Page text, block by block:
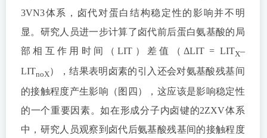
3VN3体系，卤代对蛋白结构稳定性的影响并不明
显。研究人员进一步计算了卤代前后蛋白氨基酸的局
部相互作用时间（LIT）差值（ΔLIT = LITX–
LITnoX），结果表明卤素的引入还会对氨基酸残基间
的接触程度产生影响（图四），这应该是影响稳定性
的一个重要因素。如在形成分子内卤键的2ZXV体系
中，研究人员观察到卤代后氨基酸残基间的接触程度